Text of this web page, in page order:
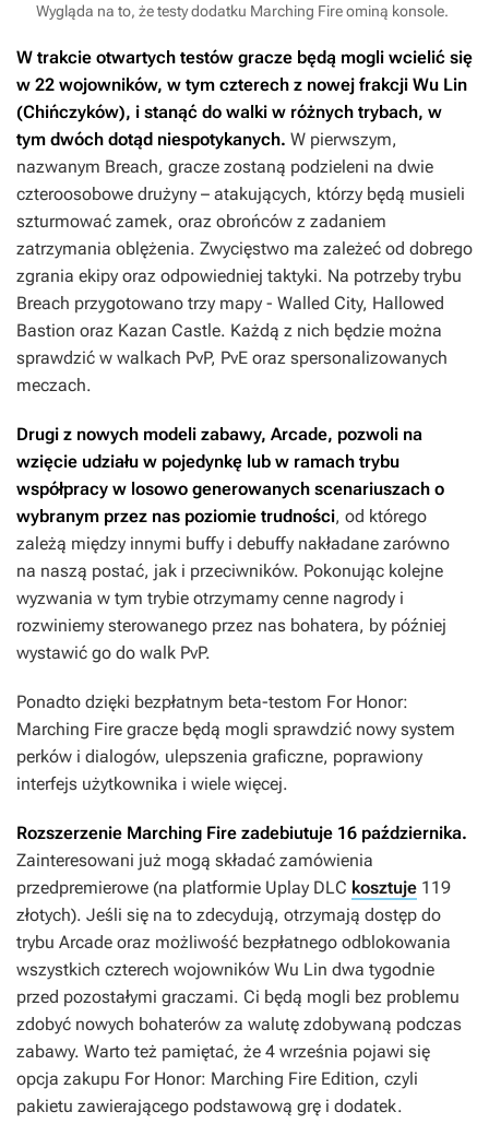
Wygląda na to, że testy dodatku Marching Fire ominą konsole.
W trakcie otwartych testów gracze będą mogli wcielić się
w 22 wojowników, w tym czterech z nowej frakcji Wu Lin
(Chińczyków), i stanąć do walki w różnych trybach, w
tym dwóch dotąd niespotykanych. W pierwszym,
nazwanym Breach, gracze zostaną podzieleni na dwie
czteroosobowe drużyny – atakujących, którzy będą musieli
szturmować zamek, oraz obrońców z zadaniem
zatrzymania oblężenia. Zwycięstwo ma zależeć od dobrego
zgrania ekipy oraz odpowiedniej taktyki. Na potrzeby trybu
Breach przygotowano trzy mapy - Walled City, Hallowed
Bastion oraz Kazan Castle. Każdą z nich będzie można
sprawdzić w walkach PvP, PvE oraz spersonalizowanych
meczach.
Drugi z nowych modeli zabawy, Arcade, pozwoli na
wzięcie udziału w pojedynkę lub w ramach trybu
współpracy w losowo generowanych scenariuszach o
wybranym przez nas poziomie trudności, od którego
zależą między innymi buffy i debuffy nakładane zarówno
na naszą postać, jak i przeciwników. Pokonując kolejne
wyzwania w tym trybie otrzymamy cenne nagrody i
rozwiniemy sterowanego przez nas bohatera, by później
wystawić go do walk PvP.
Ponadto dzięki bezpłatnym beta-testom For Honor:
Marching Fire gracze będą mogli sprawdzić nowy system
perków i dialogów, ulepszenia graficzne, poprawiony
interfejs użytkownika i wiele więcej.
Rozszerzenie Marching Fire zadebiutuje 16 października.
Zainteresowani już mogą składać zamówienia
przedpremierowe (na platformie Uplay DLC kosztuje 119
złotych). Jeśli się na to zdecydują, otrzymają dostęp do
trybu Arcade oraz możliwość bezpłatnego odblokowania
wszystkich czterech wojowników Wu Lin dwa tygodnie
przed pozostałymi graczami. Ci będą mogli bez problemu
zdobyć nowych bohaterów za walutę zdobywaną podczas
zabawy. Warto też pamiętać, że 4 września pojawi się
opcja zakupu For Honor: Marching Fire Edition, czyli
pakietu zawierającego podstawową grę i dodatek.